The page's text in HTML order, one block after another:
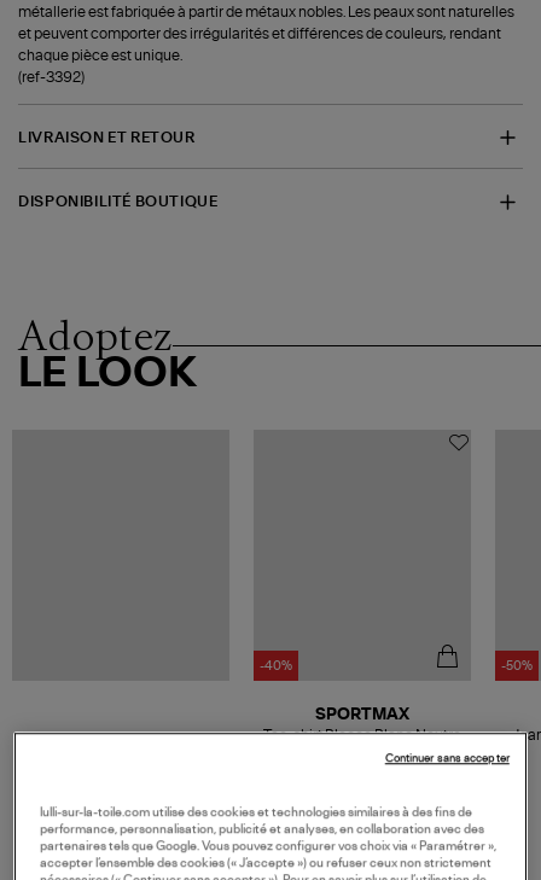
métallerie est fabriquée à partir de métaux nobles. Les peaux sont naturelles
et peuvent comporter des irrégularités et différences de couleurs, rendant
chaque pièce est unique.
(ref-3392)
LIVRAISON ET RETOUR
DISPONIBILITÉ BOUTIQUE
Adoptez
LE LOOK
-40%
77,40 €
SPORTMAX
Tee-shirt Blocco Blanc Neutre
-50%
lulli-sur-la-toile.com utilise des cookies et technologies similaires à des fins de
performance, personnalisation, publicité et analyses, en collaboration avec des
partenaires tels que Google. Vous pouvez configurer vos choix via « Paramétrer »,
accepter l’ensemble des cookies (« J’accepte ») ou refuser ceux non strictement
Continuer sans accepter